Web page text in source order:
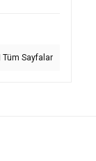
Tüm Sayfalar